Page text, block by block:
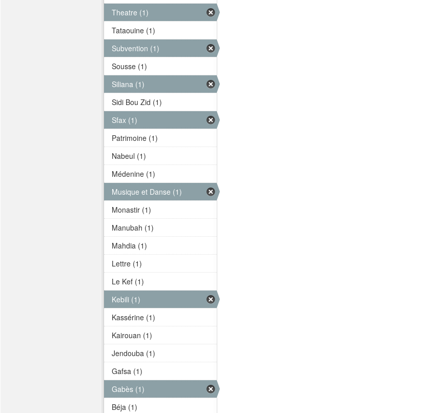
Theatre (1)
Tataouine (1)
Subvention (1)
Sousse (1)
Siliana (1)
Sidi Bou Zid (1)
Sfax (1)
Patrimoine (1)
Nabeul (1)
Médenine (1)
Musique et Danse (1)
Monastir (1)
Manubah (1)
Mahdia (1)
Lettre (1)
Le Kef (1)
Kebili (1)
Kassérine (1)
Kairouan (1)
Jendouba (1)
Gafsa (1)
Gabès (1)
Béja (1)